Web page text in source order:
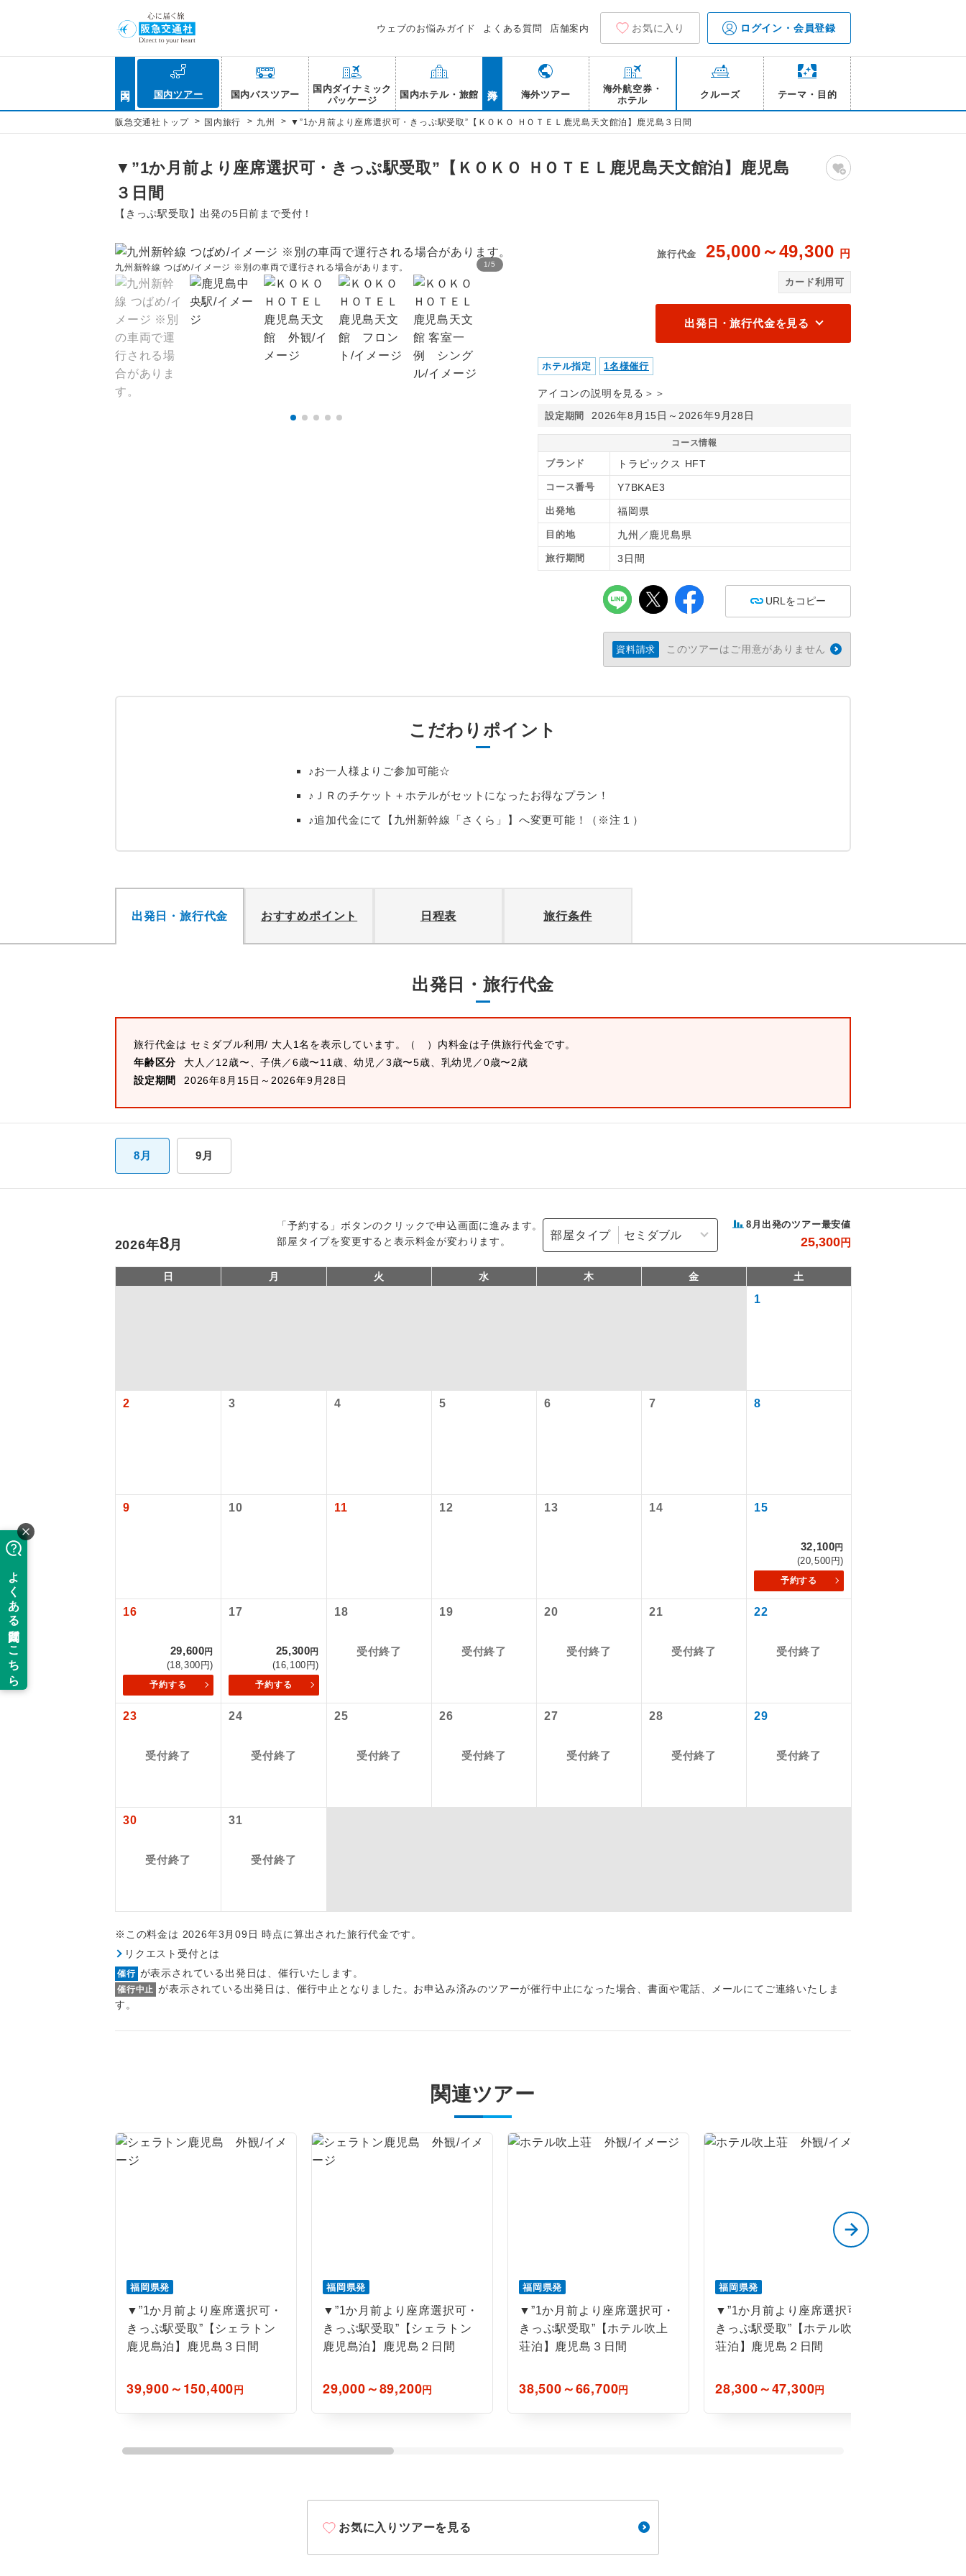
ウェブのお悩みガイド よくある質問 店舗案内 お気に入り ログイン・会員登録
国内ツアー 国内バスツアー
国内ダイナミック
パッケージ
国内ホテル・旅館 海外ツアー
海外航空券・
ホテル
クルーズ テーマ・目的
阪急交通社トップ > 国内旅行 > 九州 > ▼”1か月前より座席選択可・きっぷ駅受取”【ＫＯＫＯ ＨＯＴＥＬ鹿児島天文館泊】鹿児島３日間
▼”1か月前より座席選択可・きっぷ駅受取”【ＫＯＫＯ ＨＯＴＥＬ鹿児島天文館泊】鹿児島
３日間
【きっぷ駅受取】出発の5日前まで受付！
1/5
九州新幹線 つばめ/イメージ ※別の車両で運行される場合があります。
旅行代金 25,000～49,300 円
カード利用可
出発日・旅行代金を見る
ホテル指定 1名様催行
アイコンの説明を見る＞＞
設定期間 2026年8月15日～2026年9月28日
コース情報
ブランド トラピックス HFT
コース番号 Y7BKAE3
出発地 福岡県
目的地 九州／鹿児島県
旅行期間 3日間
URLをコピー
資料請求 このツアーはご用意がありません
こだわりポイント
♪お一人様よりご参加可能☆
♪ＪＲのチケット＋ホテルがセットになったお得なプラン！
♪追加代金にて【九州新幹線「さくら」】へ変更可能！（※注１）
出発日・旅行代金 おすすめポイント 日程表 旅行条件
出発日・旅行代金
旅行代金は セミダブル利用/ 大人1名を表示しています。
（ ）内料金は子供旅行代金です。
年齢区分
大人／12歳〜、子供／6歳〜11歳、幼児／3歳〜5歳、乳幼児／0歳〜2歳
設定期間
2026年8月15日～2026年9月28日
8月 9月
「予約する」ボタンのクリックで申込画面に進みます。
部屋タイプを変更すると表示料金が変わります。
部屋タイプ
8 月出発のツアー最安値
25,300円
2026年8月
日 月 火 水 木 金 土
1
2 3 4 5 6 7 8
9 10 11 12 13 14 15
32,100円
(20,500円)
予約する
16
29,600円
(18,300円)
予約する
17
25,300円
(16,100円)
予約する
18
受付終了
19
受付終了
20
受付終了
21
受付終了
22
受付終了
23
受付終了
24
受付終了
25
受付終了
26
受付終了
27
受付終了
28
受付終了
29
受付終了
30
受付終了
31
受付終了
※この料金は 2026年3月09日 時点に算出された旅行代金です。
リクエスト受付とは
催行 が表示されている出発日は、催行いたします。
催行中止 が表示されている出発日は、催行中止となりました。お申込み済みのツアーが催行中止になった場合、書面や電話、メールにてご連絡いたしま
す。
関連ツアー
福岡県発
▼”1か月前より座席選択可・
きっぷ駅受取”【シェラトン
鹿児島泊】鹿児島３日間
39,900～150,400円
福岡県発
▼”1か月前より座席選択可・
きっぷ駅受取”【シェラトン
鹿児島泊】鹿児島２日間
29,000～89,200円
福岡県発
▼”1か月前より座席選択可・
きっぷ駅受取”【ホテル吹上
荘泊】鹿児島３日間
38,500～66,700円
福岡県発
▼”1か月前より座席選択可・
きっぷ駅受取”【ホテル吹上
荘泊】鹿児島２日間
28,300～47,300円
お気に入りツアーを見る
添乗員同行
往路出発空港（駅）から復路到着空港（駅）まで同行しま
バスガイド乗務 バスガイドが乗務し、車内での観光案内があります。
世界遺産
絶景スポットに立ち寄るコースです。
温泉地にも宿泊するコースです。
全食事付き
トラベルイヤホン
周りの音を気にせず、ガイドさんの説明をじっくり聞くこと
1名様催行 1名様から出発可能な個人型プランです。
1名様1室利用でも追加料金がかからないコースです。
ご夫婦限定でご参加いただけるコースです。
女性限定 女性限定でご参加いただけるコースです。
おひとり様バス2席利用 おひとり様でバス席を2席利⽤できます。